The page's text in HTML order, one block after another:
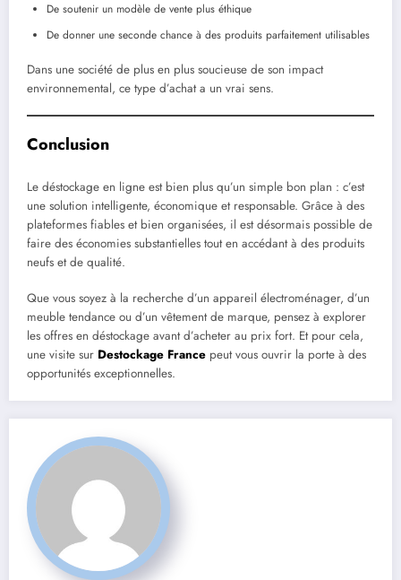
De soutenir un modèle de vente plus éthique
De donner une seconde chance à des produits parfaitement utilisables
Dans une société de plus en plus soucieuse de son impact
environnemental, ce type d’achat a un vrai sens.
Conclusion
Le déstockage en ligne est bien plus qu’un simple bon plan : c’est
une solution intelligente, économique et responsable. Grâce à des
plateformes fiables et bien organisées, il est désormais possible de
faire des économies substantielles tout en accédant à des produits
neufs et de qualité.
Que vous soyez à la recherche d’un appareil électroménager, d’un
meuble tendance ou d’un vêtement de marque, pensez à explorer
les offres en déstockage avant d’acheter au prix fort. Et pour cela,
une visite sur Destockage France peut vous ouvrir la porte à des
opportunités exceptionnelles.